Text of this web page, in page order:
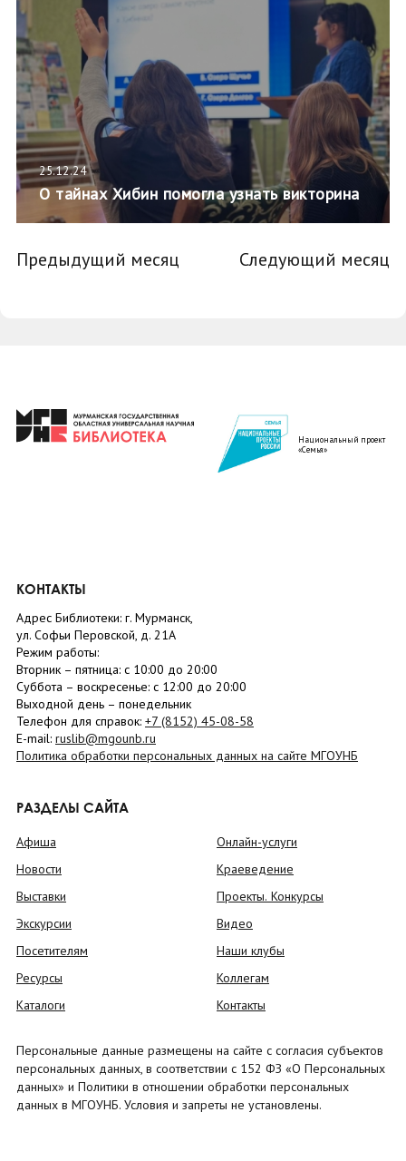
25.12.24
О тайнах Хибин помогла узнать викторина
Предыдущий месяц Следующий месяц
Национальный проект
«Семья»
КОНТАКТЫ
Адрес Библиотеки: г. Мурманск,
ул. Софьи Перовской, д. 21А
Режим работы:
Вторник – пятница: с 10:00 до 20:00
Суббота – воскресенье: c 12:00 до 20:00
Выходной день – понедельник
Телефон для справок: +7 (8152) 45-08-58
E-mail: ruslib@mgounb.ru
Политика обработки персональных данных на сайте МГОУНБ
РАЗДЕЛЫ САЙТА
Афиша
Новости
Выставки
Экскурсии
Посетителям
Ресурсы
Каталоги
Онлайн-услуги
Краеведение
Проекты. Конкурсы
Видео
Наши клубы
Коллегам
Контакты
Персональные данные размещены на сайте с согласия субъектов
персональных данных, в соответствии с 152 ФЗ «О Персональных
данных» и Политики в отношении обработки персональных
данных в МГОУНБ. Условия и запреты не установлены.